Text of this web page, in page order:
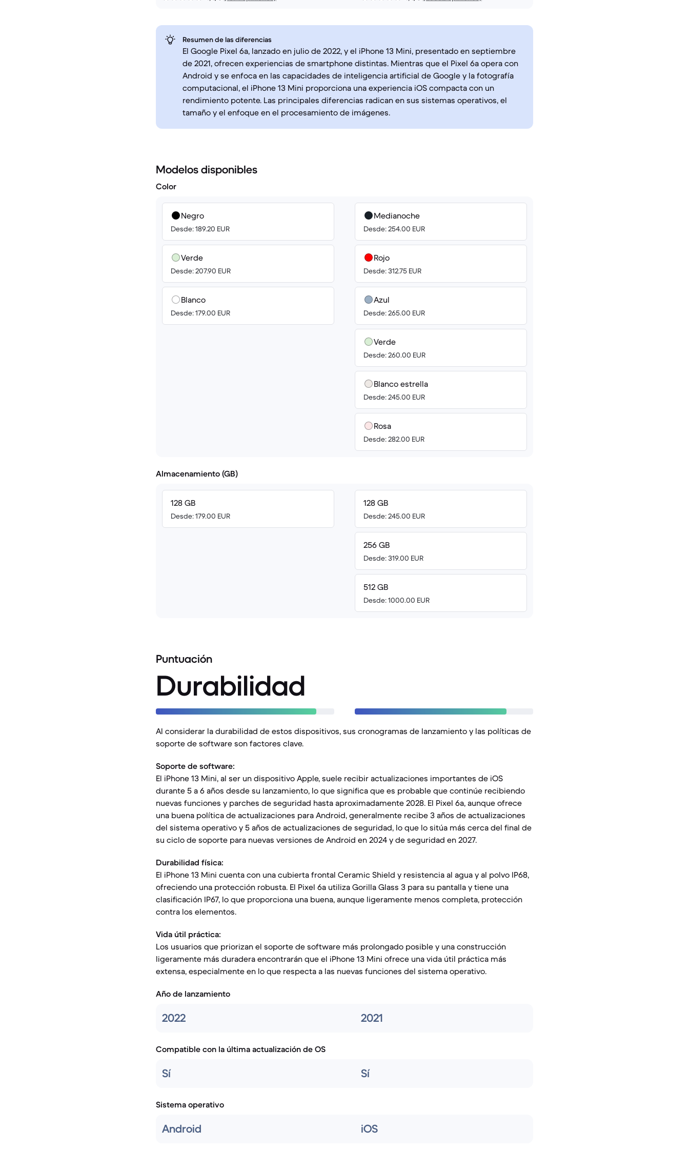
Resumen de las diferencias
El Google Pixel 6a, lanzado en julio de 2022, y el iPhone 13 Mini, presentado en septiembre
de 2021, ofrecen experiencias de smartphone distintas. Mientras que el Pixel 6a opera con
Android y se enfoca en las capacidades de inteligencia artificial de Google y la fotografía
computacional, el iPhone 13 Mini proporciona una experiencia iOS compacta con un
rendimiento potente. Las principales diferencias radican en sus sistemas operativos, el
tamaño y el enfoque en el procesamiento de imágenes.
Modelos disponibles
Color
Negro
Desde: 189.20 EUR
Verde
Desde: 207.90 EUR
Blanco
Desde: 179.00 EUR
Medianoche
Desde: 254.00 EUR
Rojo
Desde: 312.75 EUR
Azul
Desde: 265.00 EUR
Verde
Desde: 260.00 EUR
Blanco estrella
Desde: 245.00 EUR
Rosa
Desde: 282.00 EUR
Almacenamiento (GB)
128 GB
Desde: 179.00 EUR
128 GB
Desde: 245.00 EUR
256 GB
Desde: 319.00 EUR
512 GB
Desde: 1000.00 EUR
Puntuación
Durabilidad
Al considerar la durabilidad de estos dispositivos, sus cronogramas de lanzamiento y las políticas de
soporte de software son factores clave.
Soporte de software:
El iPhone 13 Mini, al ser un dispositivo Apple, suele recibir actualizaciones importantes de iOS
durante 5 a 6 años desde su lanzamiento, lo que significa que es probable que continúe recibiendo
nuevas funciones y parches de seguridad hasta aproximadamente 2028. El Pixel 6a, aunque ofrece
una buena política de actualizaciones para Android, generalmente recibe 3 años de actualizaciones
del sistema operativo y 5 años de actualizaciones de seguridad, lo que lo sitúa más cerca del final de
su ciclo de soporte para nuevas versiones de Android en 2024 y de seguridad en 2027.
Durabilidad física:
El iPhone 13 Mini cuenta con una cubierta frontal Ceramic Shield y resistencia al agua y al polvo IP68,
ofreciendo una protección robusta. El Pixel 6a utiliza Gorilla Glass 3 para su pantalla y tiene una
clasificación IP67, lo que proporciona una buena, aunque ligeramente menos completa, protección
contra los elementos.
Vida útil práctica:
Los usuarios que priorizan el soporte de software más prolongado posible y una construcción
ligeramente más duradera encontrarán que el iPhone 13 Mini ofrece una vida útil práctica más
extensa, especialmente en lo que respecta a las nuevas funciones del sistema operativo.
Año de lanzamiento
2022 2021
Compatible con la última actualización de OS
Sí Sí
Sistema operativo
Android iOS